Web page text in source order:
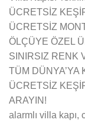
ÜCRETSİZ
ÜCRETSİZ
ÖLÇÜYE ÖZEL
SINIRSIZ RENK
TÜM DÜNYA’YA
ÜCRETSİZ
ARAYIN!
alarmlı villa kapı,